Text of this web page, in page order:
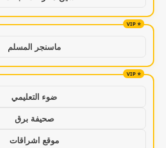
ماسنجر المسلم
ضوء التعليمي
صحيفة برق
موقع اشراقات